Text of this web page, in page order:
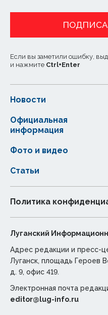
Если вы заметили ошибку,
и нажмите Ctrl+Enter
Новости
Статьи
Официальная
информация
Фото и видео
Политика
Луганский
Адрес редакции и пресс-
Луганск, площадь Героев
д. 9, офис 419.
Электронная почта
editor@lug-info.ru